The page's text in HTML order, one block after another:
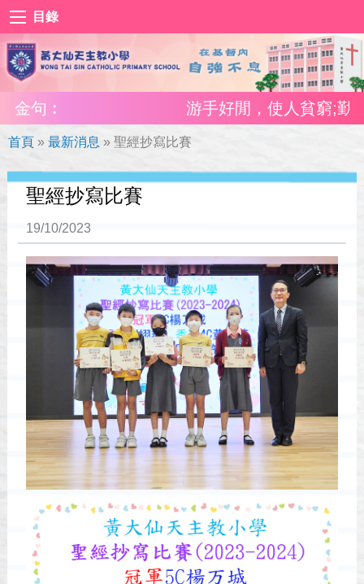
目錄
金句︰ 游手好閒，使人貧窮;勤
首頁 » 最新消息 » 聖經抄寫比賽
聖經抄寫比賽
19/10/2023